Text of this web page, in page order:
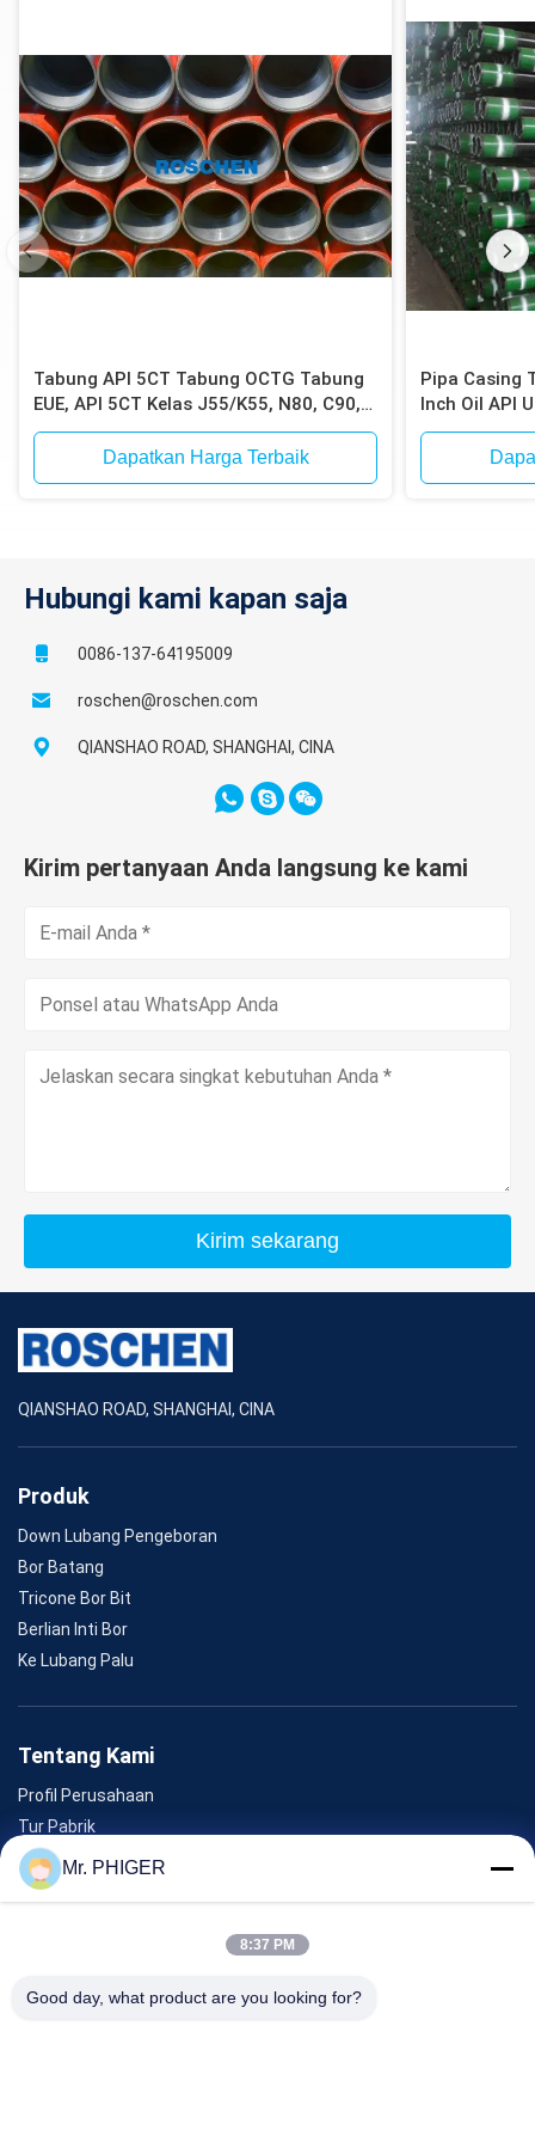
Tabung API 5CT Tabung OCTG Tabung
EUE, API 5CT Kelas J55/K55, N80, C90,
C95, P110, Berakhir EUE
Dapatkan Harga Terbaik
Pipa Casing
Inch Oil API
Hubungi kami kapan saja
0086-137-64195009
roschen@roschen.com
QIANSHAO ROAD, SHANGHAI, CINA
Kirim pertanyaan Anda langsung ke kami
Kirim sekarang
QIANSHAO ROAD, SHANGHAI, CINA
Produk
Down Lubang Pengeboran
Bor Batang
Tricone Bor Bit
Berlian Inti Bor
Ke Lubang Palu
Tentang Kami
Profil Perusahaan
Tur Pabrik
Kontrol Kualitas
Sitemap
Mr. PHIGER
8:37 PM
Good day, what product are you looking for?